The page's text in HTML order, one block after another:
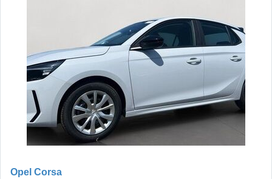
Opel Corsa